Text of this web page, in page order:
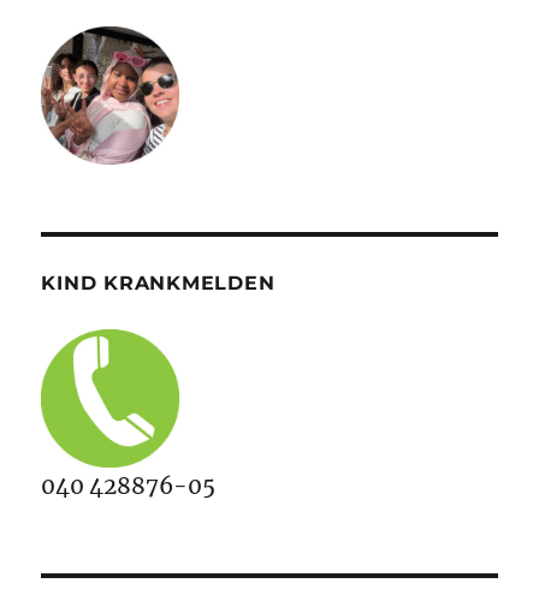
KIND KRANKMELDEN
040 428876-05